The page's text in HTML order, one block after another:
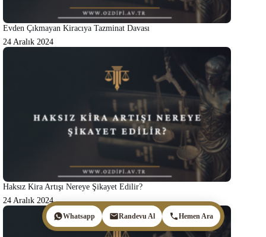
Evden Çıkmayan Kiracıya Tazminat Davası
24 Aralık 2024
Haksız Kira Artışı Nereye Şikayet Edilir?
24 Aralık 2024
Whatsapp Randevu Al Hemen Ara